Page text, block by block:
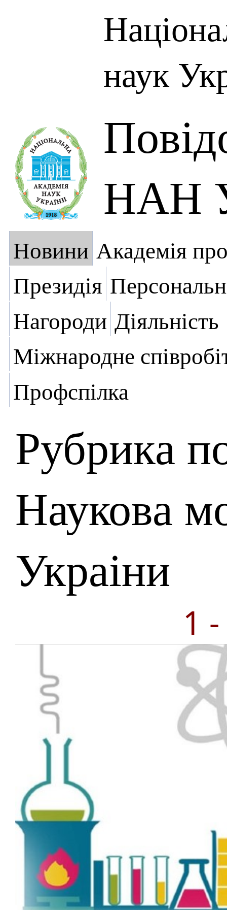
наук
НАН
Новини Академія
Президія
Нагороди Діяльність
Міжнародне
Профспілка
Рубрика
Наукова
Украіни
1